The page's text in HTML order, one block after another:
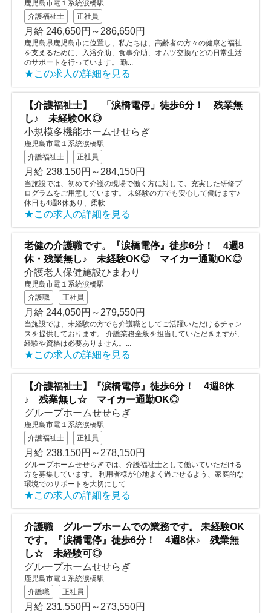
鹿児島市電１系統涙橋駅
介護福祉士
正社員
月給 246,650円～286,650円
鹿児島県鹿児島市に位置し、私たちは、高齢者の方々の健康と福祉
を支えるために、入浴介助、食事介助、オムツ交換などの日常生活
のサポートを行っています。 勤...
★この求人の詳細を見る
【介護福祉士】 「涙橋電停」徒歩6分！ 残業無
し♪ 未経験OK◎
小規模多機能ホームせせらぎ
鹿児島市電１系統涙橋駅
介護福祉士
正社員
月給 238,150円～284,150円
当施設では、初めて介護の現場で働く方に対して、充実した研修プ
ログラムをご用意しています。 未経験の方でも安心して働けます♪
休日も4週8休あり、柔軟...
★この求人の詳細を見る
老健の介護職です。『涙橋電停』徒歩6分！ 4週8
休・残業無し♪ 未経験OK◎ マイカー通勤OK◎
介護老人保健施設ひまわり
鹿児島市電１系統涙橋駅
介護職
正社員
月給 244,050円～279,550円
当施設では、未経験の方でも介護職としてご活躍いただけるチャン
スを提供しております。 介護業務全般を担当していただきますが、
経験や資格は必要ありません。...
★この求人の詳細を見る
【介護福祉士】『涙橋電停』徒歩6分！ 4週8休
♪ 残業無し☆ マイカー通勤OK◎
グループホームせせらぎ
鹿児島市電１系統涙橋駅
介護福祉士
正社員
月給 238,150円～278,150円
グループホームせせらぎでは、介護福祉士として働いていただける
方を募集しています。 利用者様が心地よく過ごせるよう、家庭的な
環境でのサポートを大切にして...
★この求人の詳細を見る
介護職 グループホームでの業務です。 未経験OK
です。『涙橋電停』徒歩6分！ 4週8休♪ 残業無
し☆ 未経験可◎
グループホームせせらぎ
鹿児島市電１系統涙橋駅
介護職
正社員
月給 231,550円～273,550円